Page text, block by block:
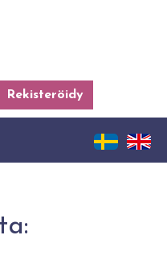
Rekisteröidy